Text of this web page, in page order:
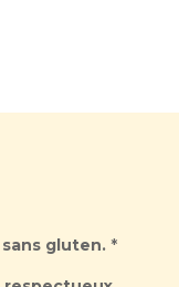
sans gluten.*